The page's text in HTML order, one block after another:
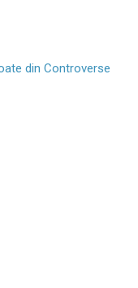
din Controverse